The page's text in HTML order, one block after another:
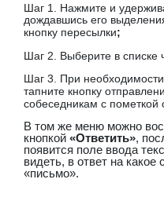
Шаг 1. Нажмите и
дождавшись его
кнопку пересылки;
Шаг 2. Выберите в списке
Шаг 3. При
тапните кнопку
собеседникам с пометкой
В том же меню можно
кнопкой «Ответить»,
появится поле ввода
видеть, в ответ на
«письмо».